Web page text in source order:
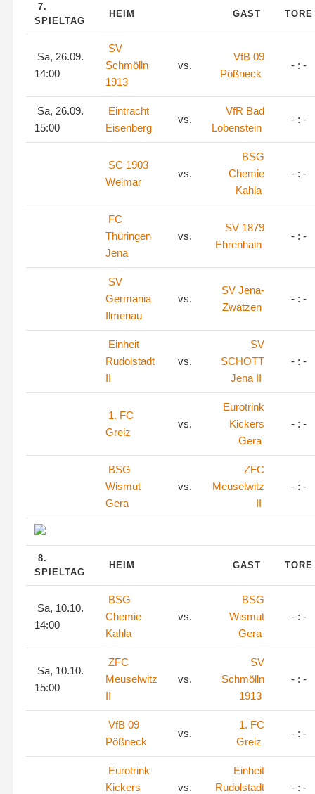
7.
SPIELTAG
HEIM GAST
Sa, 26.09.
14:00
SV
Schmölln
1913
vs.
VfB 09
Pößneck
- : -
Sa, 26.09.
15:00
Eintracht
Eisenberg
vs.
VfR Bad
Lobenstein
- : -
SC 1903
Weimar
vs.
BSG
Chemie
Kahla
- : -
FC
Thüringen
Jena
vs.
SV 1879
Ehrenhain
- : -
SV
Germania
Ilmenau
vs.
SV Jena-
Zwätzen
- : -
Einheit
Rudolstadt
II
vs.
SV
SCHOTT
Jena II
- : -
1. FC
Greiz
vs.
Eurotrink
Kickers
Gera
- : -
BSG
Wismut
Gera
vs.
ZFC
Meuselwitz
II
- : -
8.
SPIELTAG
HEIM GAST
Sa, 10.10.
14:00
BSG
Chemie
Kahla
vs.
BSG
Wismut
Gera
- : -
Sa, 10.10.
15:00
ZFC
Meuselwitz
II
vs.
SV
Schmölln
1913
- : -
VfB 09
Pößneck
vs.
1. FC
Greiz
- : -
Eurotrink
Kickers
vs.
Einheit
Rudolstadt
- : -